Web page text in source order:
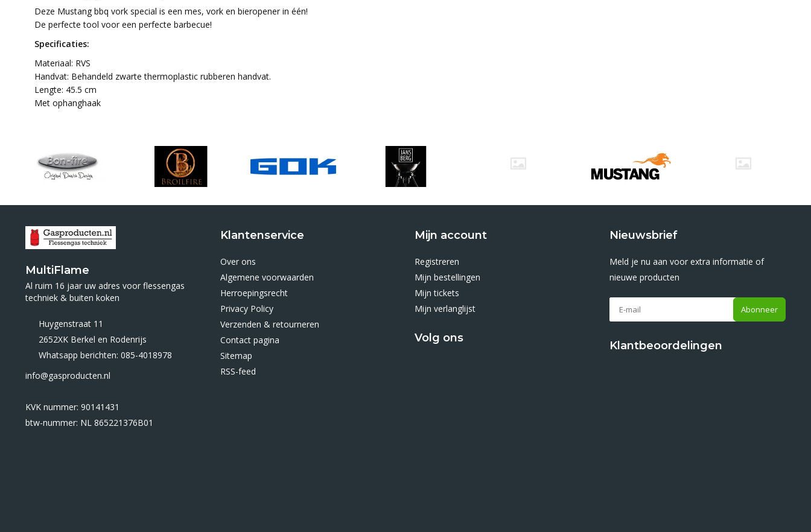
Deze Mustang bbq vork special is een mes, vork en bieropener in één!
De perfecte tool voor een perfecte barbecue!
Specificaties:
Materiaal: RVS
Handvat: Behandeld zwarte thermoplastic rubberen handvat.
Lengte: 45.5 cm
Met ophanghaak
MultiFlame
Al ruim 16 jaar uw adres voor flessengas
techniek & buiten koken
Huygenstraat 11
2652XK Berkel en Rodenrijs
Whatsapp berichten: 085-4018978
info@gasproducten.nl
KVK nummer: 90141431
btw-nummer: NL 865221376B01
Klantenservice
Over ons
Algemene voorwaarden
Herroepingsrecht
Privacy Policy
Verzenden & retourneren
Contact pagina
Sitemap
RSS-feed
Mijn account
Registreren
Mijn bestellingen
Mijn tickets
Mijn verlanglijst
Volg ons
Nieuwsbrief
Meld je nu aan voor extra informatie of
nieuwe producten
Abonneer
Klantbeoordelingen